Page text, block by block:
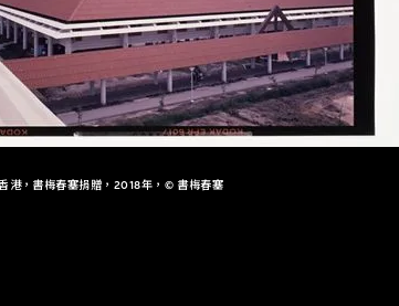
港，書梅春塞捐贈，2018年，© 書梅春塞